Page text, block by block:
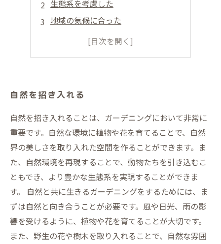
生態系を考慮した
地域の気候に合った
人や動物が快適に過ごせる
自然を招き入れる
自然を招き入れることは、ガーデニングにおいて非常に
重要です。自然な環境に植物や花を育てることで、自然
界の美しさを取り入れた空間を作ることができます。ま
た、自然環境を再現することで、動物たちを引き込むこ
ともでき、より豊かな生態系を実現することができま
す。 自然と共に生きるガーデニングをするためには、ま
ずは自然と向き合うことが必要です。風や日光、雨の影
響を受けるように、植物や花を育てることが大切です。
また、野生の花や樹木を取り入れることで、自然な雰囲